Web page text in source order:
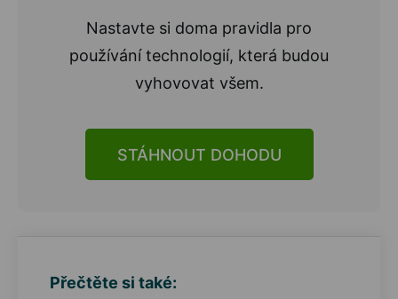
Nastavte si doma pravidla pro
používání technologií, která budou
vyhovovat všem.
STÁHNOUT DOHODU
Přečtěte si také: